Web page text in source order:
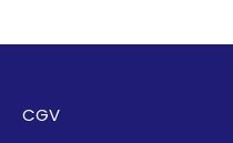
CGV